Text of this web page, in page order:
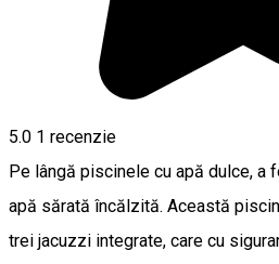
5.0 1 recenzie
Pe lângă piscinele cu apă dulce, a
apă sărată încălzită. Această
trei jacuzzi integrate, care cu